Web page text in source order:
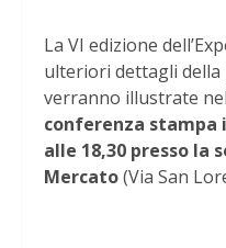
La VI edizione
ulteriori dettagli
verranno illustrate
conferenza stampa
alle 18,30 presso la
Mercato(Via San